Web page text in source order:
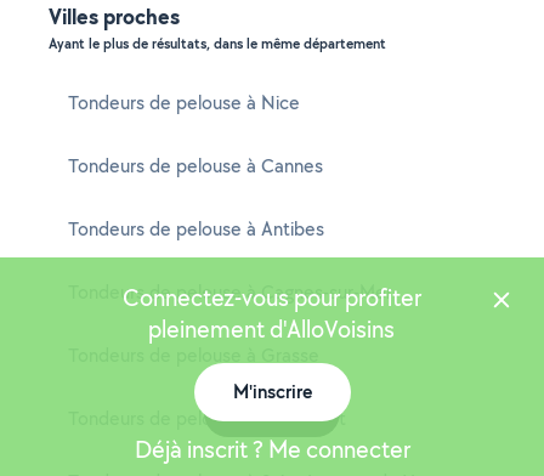
Villes proches
Ayant le plus de résultats, dans le même département
Tondeurs de pelouse à Nice
Tondeurs de pelouse à Cannes
Tondeurs de pelouse à Antibes
Tondeurs de pelouse à Cagnes-sur-Mer
Tondeurs de pelouse à Le Cannet
Connectez-vous pour profiter
pleinement d'AlloVoisins
M'inscrire
Déjà inscrit ? Me connecter